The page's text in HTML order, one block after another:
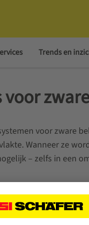
Trends en
voor zware
Wanneer ze
– zelfs in een